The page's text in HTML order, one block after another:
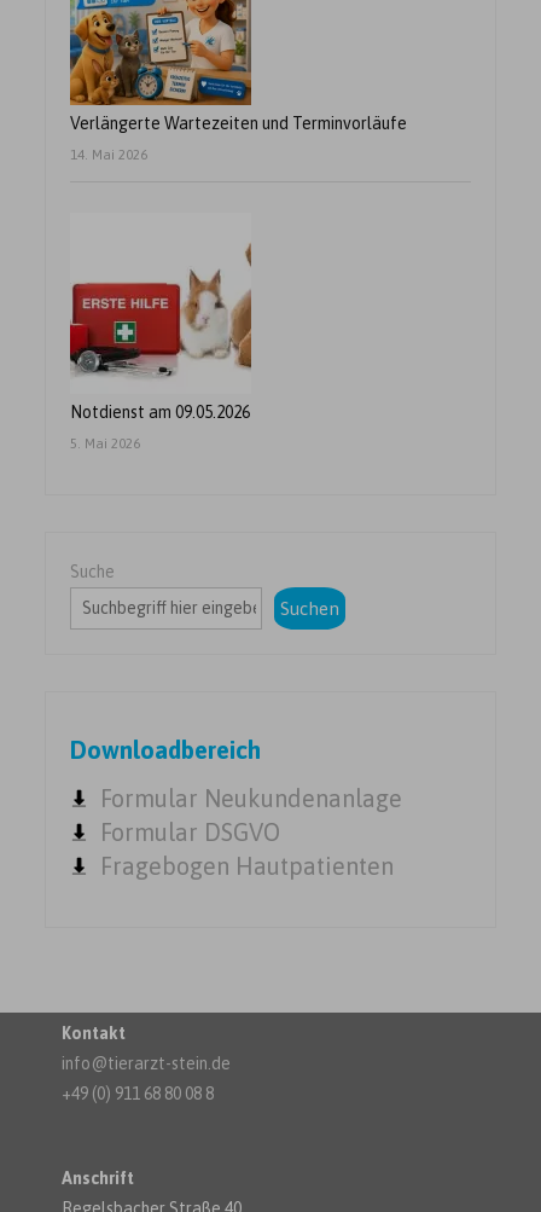
Verlängerte Wartezeiten und Terminvorläufe
14. Mai 2026
Notdienst am 09.05.2026
5. Mai 2026
Suche
Suchen
Downloadbereich
Formular Neukundenanlage
Formular DSGVO
Fragebogen Hautpatienten
Kontakt
info@tierarzt-stein.de
+49 (0) 911 68 80 08 8
Anschrift